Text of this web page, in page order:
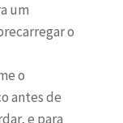
um
o
o
antes de
e para